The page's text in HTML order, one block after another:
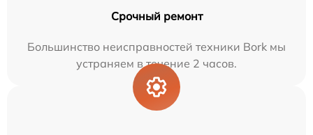
Срочный ремонт
Большинство неисправностей техники Bork мы
устраняем в течение 2 часов.